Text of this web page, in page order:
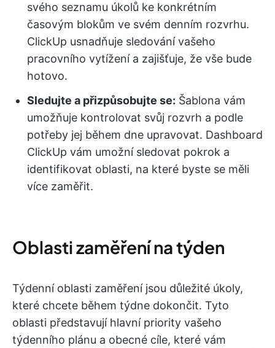
svého seznamu úkolů ke konkrétním
časovým blokům ve svém denním rozvrhu.
ClickUp usnadňuje sledování vašeho
pracovního vytížení a zajišťuje, že vše bude
hotovo.
Sledujte a přizpůsobujte se: Šablona vám
umožňuje kontrolovat svůj rozvrh a podle
potřeby jej během dne upravovat. Dashboard
ClickUp vám umožní sledovat pokrok a
identifikovat oblasti, na které byste se měli
více zaměřit.
Oblasti zaměření na týden
Týdenní oblasti zaměření jsou důležité úkoly,
které chcete během týdne dokončit. Tyto
oblasti představují hlavní priority vašeho
týdenního plánu a obecné cíle, které vám